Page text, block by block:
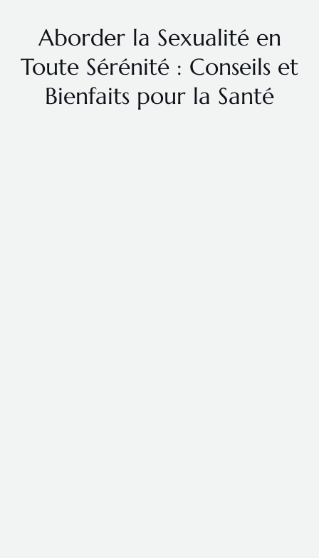
Aborder la Sexualité en
Toute Sérénité : Conseils et
Bienfaits pour la Santé